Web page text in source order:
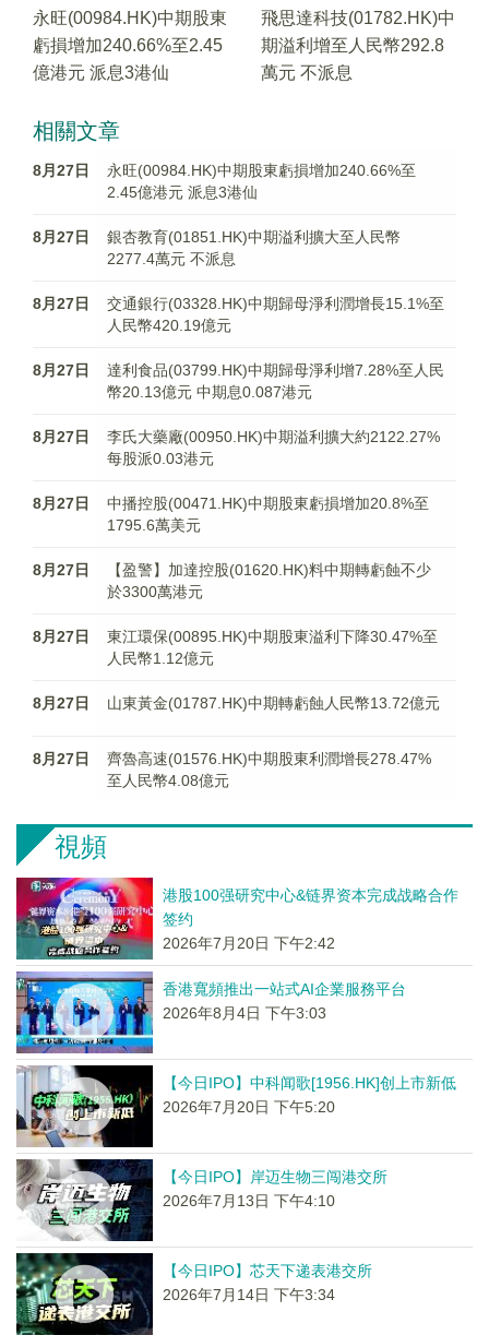
永旺(00984.HK)中期股東
虧損增加240.66%至2.45
億港元 派息3港仙
飛思達科技(01782.HK)中
期溢利增至人民幣292.8
萬元 不派息
相關文章
8月27日
永旺(00984.HK)中期股東虧損增加240.66%至
2.45億港元 派息3港仙
8月27日
銀杏教育(01851.HK)中期溢利擴大至人民幣
2277.4萬元 不派息
8月27日
交通銀行(03328.HK)中期歸母淨利潤增長15.1%至
人民幣420.19億元
8月27日
達利食品(03799.HK)中期歸母淨利增7.28%至人民
幣20.13億元 中期息0.087港元
8月27日
李氏大藥廠(00950.HK)中期溢利擴大約2122.27%
每股派0.03港元
8月27日
中播控股(00471.HK)中期股東虧損增加20.8%至
1795.6萬美元
8月27日
【盈警】加達控股(01620.HK)料中期轉虧蝕不少
於3300萬港元
8月27日
東江環保(00895.HK)中期股東溢利下降30.47%至
人民幣1.12億元
8月27日 山東黃金(01787.HK)中期轉虧蝕人民幣13.72億元
8月27日
齊魯高速(01576.HK)中期股東利潤增長278.47%
至人民幣4.08億元
視頻
港股100强研究中心&链界资本完成战略合作
签约
2026年7月20日 下午2:42
香港寬頻推出一站式AI企業服務平台
2026年8月4日 下午3:03
【今日IPO】中科闻歌[1956.HK]创上市新低
2026年7月20日 下午5:20
【今日IPO】岸迈生物三闯港交所
2026年7月13日 下午4:10
【今日IPO】芯天下递表港交所
2026年7月14日 下午3:34